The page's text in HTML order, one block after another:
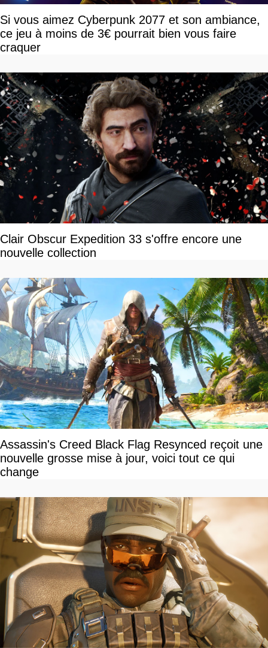
Si vous aimez Cyberpunk 2077 et son ambiance,
ce jeu à moins de 3€ pourrait bien vous faire
craquer
Clair Obscur Expedition 33 s'offre encore une
nouvelle collection
Assassin's Creed Black Flag Resynced reçoit une
nouvelle grosse mise à jour, voici tout ce qui
change